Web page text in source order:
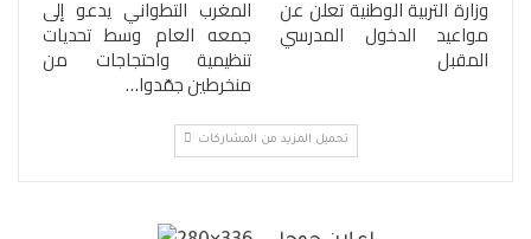
وزارة التربية الوطنية تعلن عن
مواعيد الدخول المدرسي
المقبل
المغرب التطواني يدعو إلى
جمعه العام وسط تحديات
تنظيمية واحتجاجات من
منخرطين جمّدوا…
تحميل المزيد من المشاركات